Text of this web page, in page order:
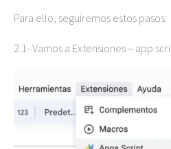
Para ello, seguiremos estos pasos:
2.1- Vamos a Extensiones – app